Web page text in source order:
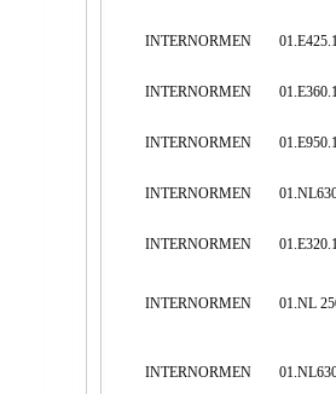
INTERNORMEN
INTERNORMEN
INTERNORMEN
INTERNORMEN
INTERNORMEN
INTERNORMEN 01.NL
INTERNORMEN